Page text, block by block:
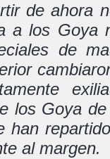
de ahora
a los Goya
de
los Goya
han
al margen.